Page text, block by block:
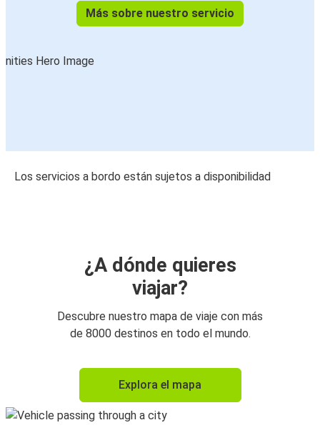
Más sobre nuestro servicio
Los servicios a bordo están sujetos a disponibilidad
¿A dónde quieres
viajar?
Descubre nuestro mapa de viaje con más
de 8000 destinos en todo el mundo.
Explora el mapa